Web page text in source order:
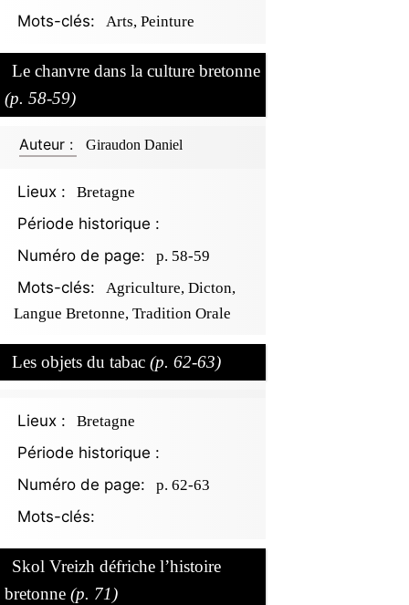
Mots-clés: Arts, Peinture
Le chanvre dans la culture bretonne
(p. 58-59)
Auteur : Giraudon Daniel
Lieux : Bretagne
Période historique :
Numéro de page:
p. 58-59
Mots-clés:
Agriculture, Dicton,
Langue Bretonne, Tradition Orale
Les objets du tabac (p. 62-63)
Lieux : Bretagne
Période historique :
Numéro de page:
p. 62-63
Mots-clés:
Skol Vreizh défriche l’histoire
bretonne (p. 71)